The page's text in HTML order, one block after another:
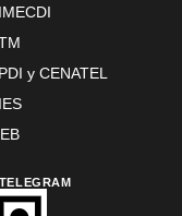
y CENATEL